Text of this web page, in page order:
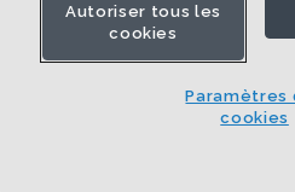
Autoriser tous les
cookies
Paramètres
cookies